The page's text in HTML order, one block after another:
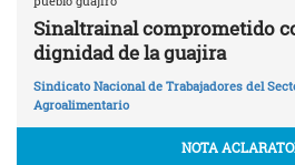
Sinaltrainal comprometido
dignidad de la guajira
Sindicato Nacional de Trabajadores del
Agroalimentario
NOTA